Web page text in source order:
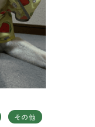
その他